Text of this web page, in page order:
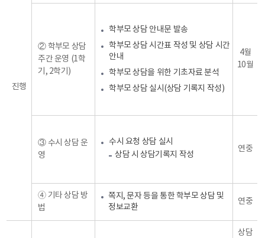
진행
② 학부모 상담
주간 운영 (1학
기, 2학기)
학부모 상담 안내문 발송
학부모 상담 시간표 작성 및 상담 시간
안내
학부모 상담을 위한 기초자료 분석
학부모 상담 실시(상담 기록지 작성)
4월
10월
③ 수시 상담 운
영
수시 요청 상담 실시
상담 시 상담기록지 작성
연중
➃ 기타 상담 방
법
쪽지, 문자 등을 통한 학부모 상담 및
정보교환
연중
상담